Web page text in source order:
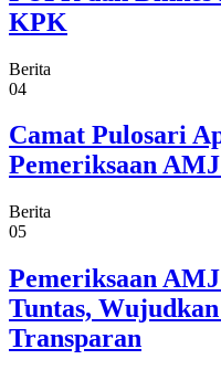
KPK
Berita
04
Camat Pulosari
Pemeriksaan
Berita
05
Pemeriksaan
Tuntas,
Transparan